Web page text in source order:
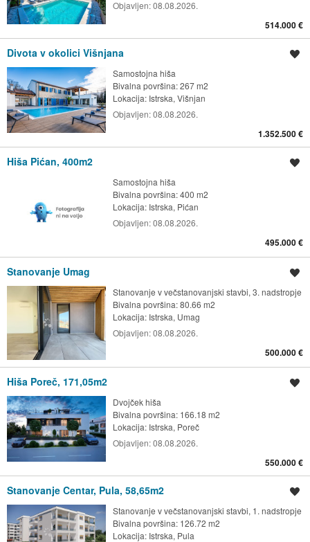
Objavljen:08.08.2026.
514.000 €
Divota v okolici Višnjana
Samostojna hiša
Bivalna površina: 267 m2
Lokacija: Istrska, Višnjan
Objavljen:08.08.2026.
1.352.500 €
Hiša Pićan, 400m2
Samostojna hiša
Bivalna površina: 400 m2
Lokacija: Istrska, Pićan
Objavljen:08.08.2026.
495.000 €
Stanovanje Umag
Stanovanje v večstanovanjski stavbi, 3. nadstropje
Bivalna površina: 80.66 m2
Lokacija: Istrska, Umag
Objavljen:08.08.2026.
500.000 €
Hiša Poreč, 171,05m2
Dvojček hiša
Bivalna površina: 166.18 m2
Lokacija: Istrska, Poreč
Objavljen:08.08.2026.
550.000 €
Stanovanje Centar, Pula, 58,65m2
Stanovanje v večstanovanjski stavbi, 1. nadstropje
Bivalna površina: 126.72 m2
Lokacija: Istrska, Pula